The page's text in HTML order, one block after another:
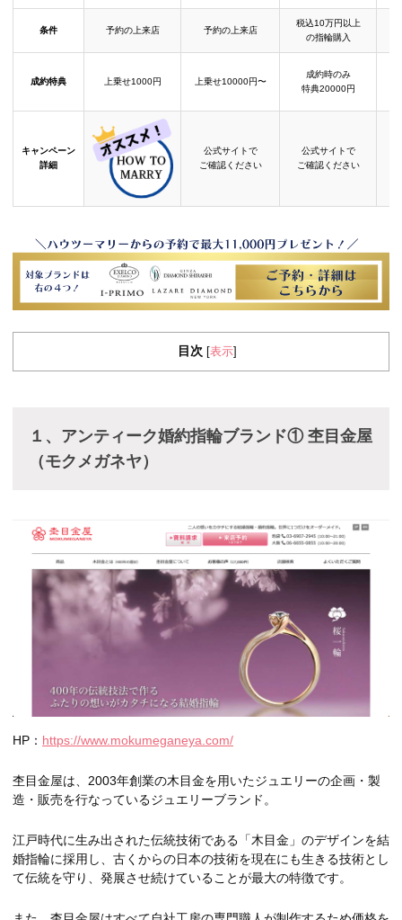
条件 予約の上来店 予約の上来店
税込10万円以上
の指輪購入
成約特典 上乗せ1000円 上乗せ10000円〜
成約時のみ
特典20000円
キャンペーン
詳細
公式サイトで
ご確認ください
公式サイトで
ご確認ください
目次 [表示]
１、アンティーク婚約指輪ブランド① 杢目金屋
（モクメガネヤ）
HP： https://www.mokumeganeya.com/
杢目金屋は、2003年創業の木目金を用いたジュエリーの企画・製
造・販売を行なっているジュエリーブランド。
江戸時代に生み出された伝統技術である「木目金」のデザインを結
婚指輪に採用し、古くからの日本の技術を現在にも生きる技術とし
て伝統を守り、発展させ続けていることが最大の特徴です。